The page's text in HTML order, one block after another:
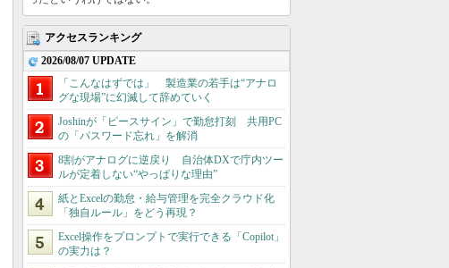
アクセスランキング
2026/08/07 UPDATE
「こんなはずでは」 製造業の若手は“アナロ
グな現場”に幻滅して辞めていく
Joshinが「ピースサイン」で勤怠打刻 共用PC
の「パスワード忘れ」を解消
8割がアナログに逆戻り 自治体DXで庁内ツー
ルが定着しない“やっぱりな理由”
紙とExcelの勤怠・給与管理を完全クラウド化
「独自ルール」をどう再現？
Excel操作をプロンプトで実行できる「Copilot」
の実力は？